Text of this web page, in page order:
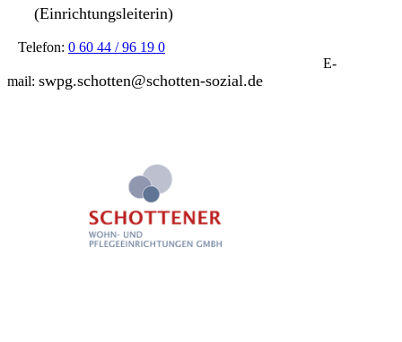
(Einrichtungsleiterin)
Telefon: 0 60 44 / 96 19 0
E-
mail: swpg.schotten@schotten-sozial.de